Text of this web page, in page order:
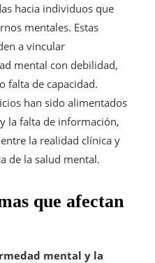
hacia individuos que
mentales. Estas
a vincular
mental con debilidad,
falta de capacidad.
han sido alimentados
la falta de información,
la realidad clínica y
de la salud mental.
que afectan
mental y la